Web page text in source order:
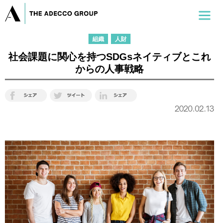
組織 人財
社会課題に関心を持つSDGsネイティブとこれ
からの人事戦略
2020.02.13